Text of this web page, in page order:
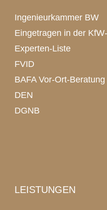
Ingenieurkammer BW
Eingetragen in der
Experten-Liste
FVID
BAFA Vor-Ort-Beratung
DEN
DGNB
LEISTUNGEN